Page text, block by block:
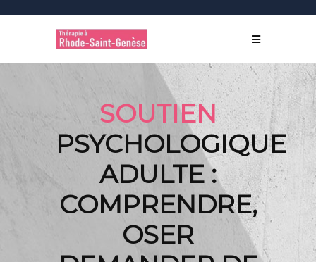
SOUTIEN
PSYCHOLOGIQUE
ADULTE :
COMPRENDRE,
OSER